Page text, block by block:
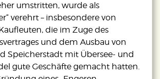
umstritten, wurde als
verehrt – insbesondere von
die im Zuge des
und dem Ausbau von
Speicherstadt mit Übersee- und
gute Geschäfte gemacht hatten.